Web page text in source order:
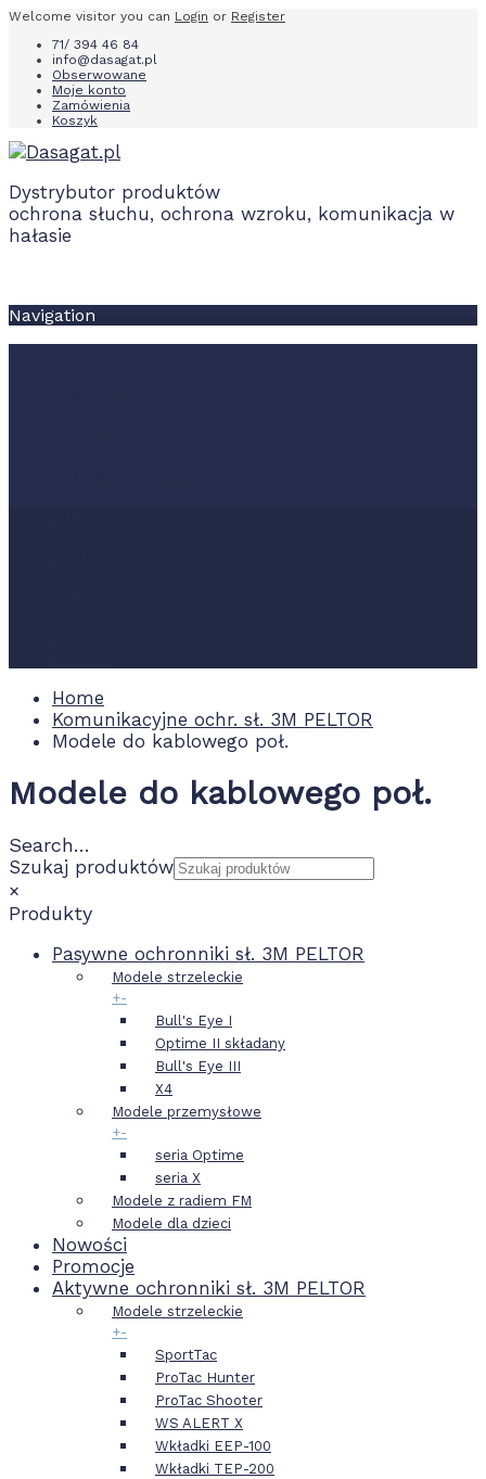
Welcome visitor you can Login or Register
71/ 394 46 84
info@dasagat.pl
Obserwowane
Moje konto
Zamówienia
Koszyk
Dystrybutor produktów
ochrona słuchu, ochrona wzroku, komunikacja w
hałasie
Navigation
Home
Komunikacyjne ochr. sł. 3M PELTOR
Modele do kablowego poł.
Modele do kablowego poł.
Search…
Szukaj produktów
×
Produkty
Pasywne ochronniki sł. 3M PELTOR
Modele strzeleckie
+-
Bull's Eye I
Optime II składany
Bull's Eye III
X4
Modele przemysłowe
+-
seria Optime
seria X
Modele z radiem FM
Modele dla dzieci
Nowości
Promocje
Aktywne ochronniki sł. 3M PELTOR
Modele strzeleckie
+-
SportTac
ProTac Hunter
ProTac Shooter
WS ALERT X
Wkładki EEP-100
Wkładki TEP-200